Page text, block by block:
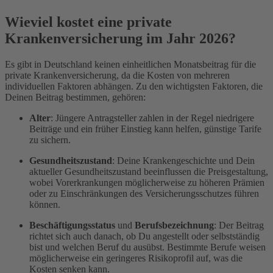
Wieviel kostet eine private
Krankenversicherung im Jahr 2026?
Es gibt in Deutschland keinen einheitlichen Monatsbeitrag für die
private Krankenversicherung, da die Kosten von mehreren
individuellen Faktoren abhängen. Zu den wichtigsten Faktoren, die
Deinen Beitrag bestimmen, gehören:
Alter: Jüngere Antragsteller zahlen in der Regel niedrigere
Beiträge und ein früher Einstieg kann helfen, günstige Tarife
zu sichern.
Gesundheitszustand: Deine Krankengeschichte und Dein
aktueller Gesundheitszustand beeinflussen die Preisgestaltung,
wobei Vorerkrankungen möglicherweise zu höheren Prämien
oder zu Einschränkungen des Versicherungsschutzes führen
können.
Beschäftigungsstatus und Berufsbezeichnung: Der Beitrag
richtet sich auch danach, ob Du angestellt oder selbstständig
bist und welchen Beruf du ausübst. Bestimmte Berufe weisen
möglicherweise ein geringeres Risikoprofil auf, was die
Kosten senken kann.